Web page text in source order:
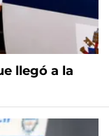
llegó a la